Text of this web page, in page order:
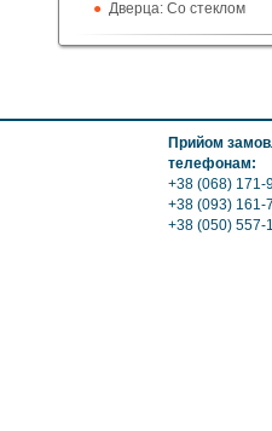
Дверца: Со стеклом
Поверхность: Без
Топливо: Пеллеты
Шибер (Кагла): Нет
Прийом
телефонам:
+38 (068) 171-
+38 (093)
+38 (050)